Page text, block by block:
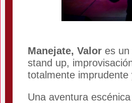
Manejate, Valor es
stand up,
totalmente
Una aventura